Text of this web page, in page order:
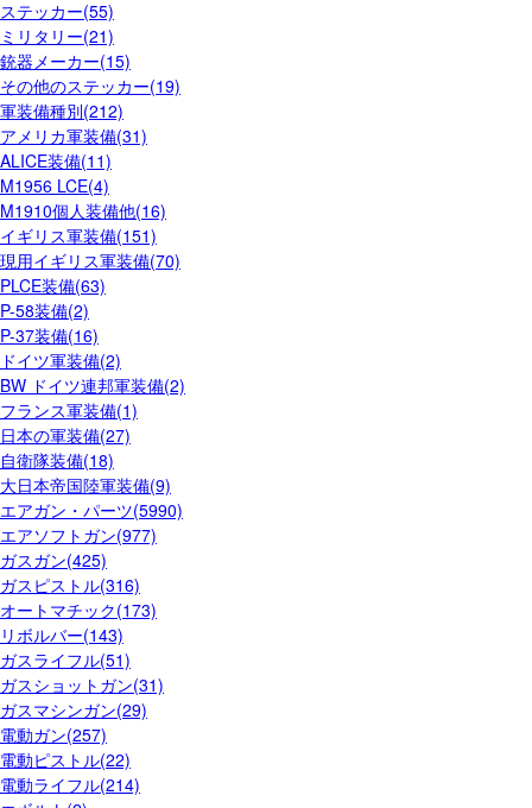
ステッカー(55)
ミリタリー(21)
銃器メーカー(15)
その他のステッカー(19)
軍装備種別(212)
アメリカ軍装備(31)
ALICE装備(11)
M1956 LCE(4)
M1910個人装備他(16)
イギリス軍装備(151)
現用イギリス軍装備(70)
PLCE装備(63)
P-58装備(2)
P-37装備(16)
ドイツ軍装備(2)
BW ドイツ連邦軍装備(2)
フランス軍装備(1)
日本の軍装備(27)
自衛隊装備(18)
大日本帝国陸軍装備(9)
エアガン・パーツ(5990)
エアソフトガン(977)
ガスガン(425)
ガスピストル(316)
オートマチック(173)
リボルバー(143)
ガスライフル(51)
ガスショットガン(31)
ガスマシンガン(29)
電動ガン(257)
電動ピストル(22)
電動ライフル(214)